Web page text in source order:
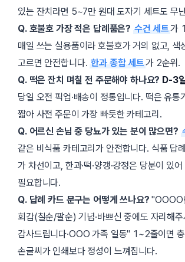
있는 잔치라면 5~7만 원대 도자기 세트도 무
Q. 호불호 가장 적은 답례품은? 수건 세트가
매일 쓰는 실용품이라 호불호가 거의 없고, 색
고르면 안전합니다. 한과 종합 세트가 2순위.
Q. 떡은 잔치 며칠 전 주문해야 하나요? D-3
당일 오전 픽업·배송이 정통입니다. 떡은 유
짧아 사전 주문이 가장 빠듯한 카테고리.
Q. 어르신 손님 중 당뇨가 있는 분이 많으면?
같은 비식품 카테고리가 안전합니다. 식품 답
가 차선이고, 한과·떡·양갱·강정은 당분이 있
필요합니다.
Q. 답례 카드 문구는 어떻게 쓰나요? OOOO
회갑(칠순/팔순) 기념·바쁘신 중에도 자리해주
감사드립니다·OOO 가족 일동
1~2줄이면
손글씨가 인쇄보다 정성이 느껴집니다.